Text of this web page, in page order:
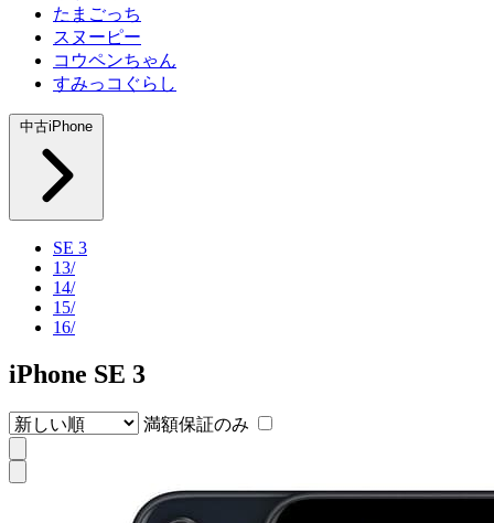
たまごっち
スヌーピー
コウペンちゃん
すみっコぐらし
中古iPhone
SE 3
13/
14/
15/
16/
iPhone SE 3
満額保証のみ